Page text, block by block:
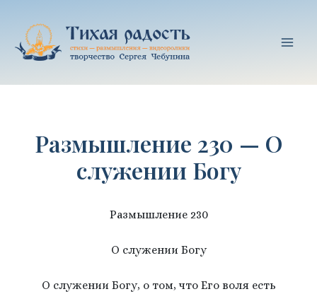
содержимому
Размышление 230 — О
служении Богу
Размышление 230
О служении Богу
О служении Богу, о том, что Его воля есть